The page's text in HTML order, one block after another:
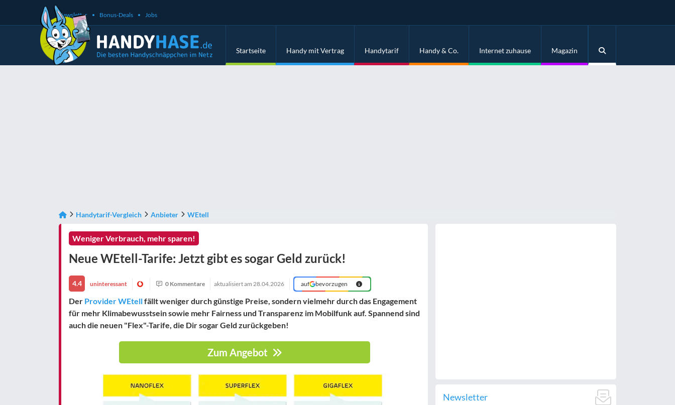
Newsletter Bonus-Deals Jobs
Startseite Handy mit Vertrag Handytarif Handy & Co. Internet zuhause Magazin
Handytarif-Vergleich Anbieter WEtell
Weniger Verbrauch, mehr sparen!
Neue WEtell-Tarife: Jetzt gibt es sogar Geld zurück!
4.4 uninteressant 0 Kommentare aktualisiert am 28.04.2026 auf bevorzugen
Der Provider WEtellfällt weniger durch günstige Preise, sondern vielmehr durch das Engagement
für mehr Klimabewusstsein sowie mehr Fairness und Transparenz im Mobilfunk auf. Spannend sind
auch die neuen "Flex"-Tarife, die Dir sogar Geld zurückgeben!
Zum Angebot
Newsletter